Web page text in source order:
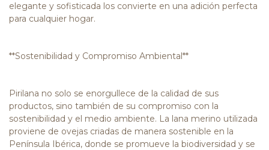
elegante y sofisticada los convierte en una adición perfecta
para cualquier hogar.
**Sostenibilidad y Compromiso Ambiental**
Pirilana no solo se enorgullece de la calidad de sus
productos, sino también de su compromiso con la
sostenibilidad y el medio ambiente. La lana merino utilizada
proviene de ovejas criadas de manera sostenible en la
Península Ibérica, donde se promueve la biodiversidad y se